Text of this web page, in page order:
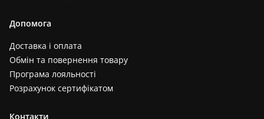
Допомога
Доставка і оплата
Обмін та повернення товару
Програма лояльності
Розрахунок сертифікатом
Контакти